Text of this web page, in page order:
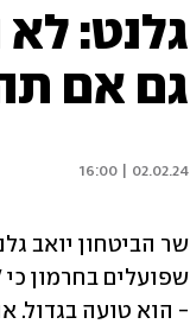
גלנט:
גם אם
02.02.24 | 16:00